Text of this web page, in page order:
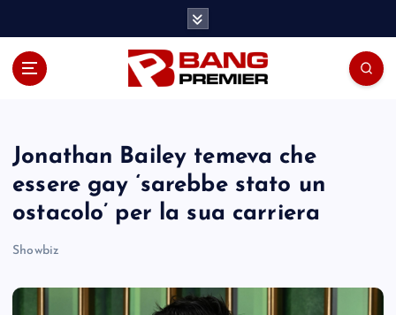
Jonathan Bailey temeva che
essere gay ‘sarebbe stato un
ostacolo’ per la sua carriera
Showbiz